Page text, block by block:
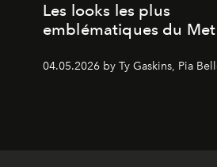
Les looks les plus
emblématiques du
04.05.2026 by Ty Gaskins, Pia